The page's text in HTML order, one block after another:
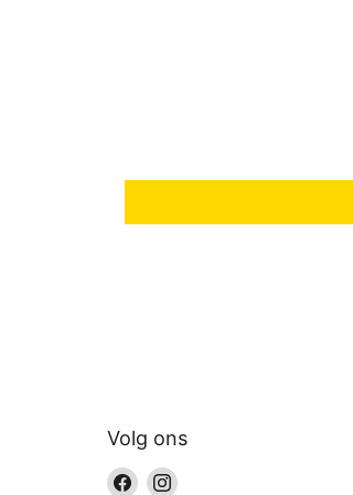
Volg ons
Vind Vind